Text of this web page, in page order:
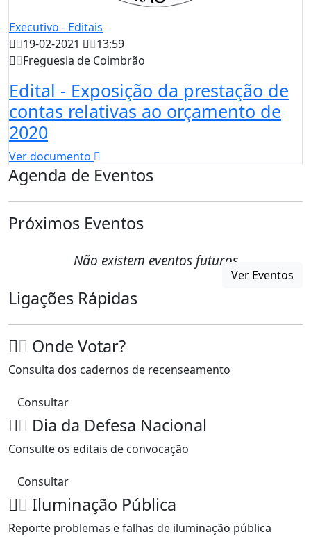
Executivo - Editais
19-02-2021
13:59
Freguesia de Coimbrão
Edital - Exposição da prestação de
contas relativas ao orçamento de
2020
Ver documento
Agenda de Eventos
Próximos Eventos
Não existem eventos futuros
Ver Eventos
Ligações Rápidas
Onde Votar?
Consulta dos cadernos de recenseamento
Consultar
Dia da Defesa Nacional
Consulte os editais de convocação
Consultar
Iluminação Pública
Reporte problemas e falhas de iluminação pública